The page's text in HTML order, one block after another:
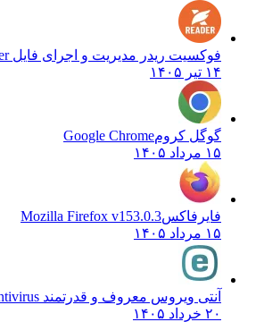
فوکسیت ریدر مدیریت و اجرای فایل PDF
۱۴ تیر ۱۴۰۵
گوگل کرومGoogle Chrome
۱۵ مرداد ۱۴۰۵
فایرفاکسMozilla Firefox v153.0.3
۱۵ مرداد ۱۴۰۵
آنتی ویروس معروف و قدرتمند NOD32
۲۰ خرداد ۱۴۰۵